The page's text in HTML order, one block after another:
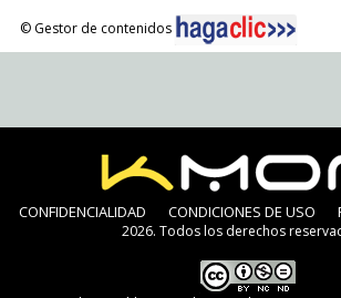
© Gestor de contenidos
CONFIDENCIALIDAD CONDICIONES DE USO
2026. Todos los derechos